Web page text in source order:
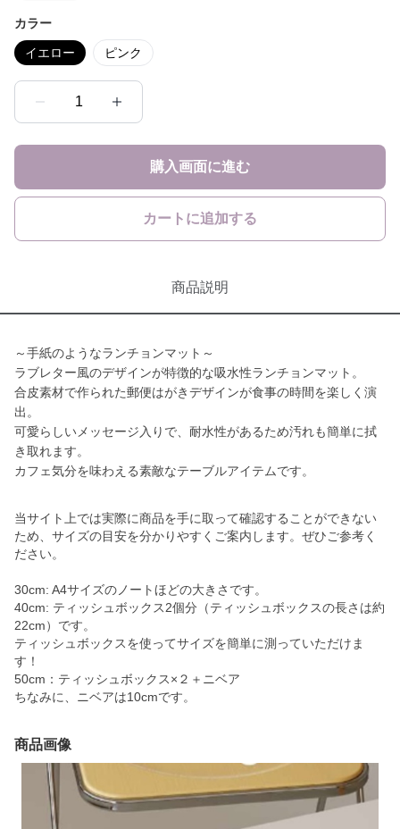
カラー
イエロー ピンク
1
購入画面に進む
カートに追加する
商品説明
～手紙のようなランチョンマット～
ラブレター風のデザインが特徴的な吸水性ランチョンマット。
合皮素材で作られた郵便はがきデザインが食事の時間を楽しく演
出。
可愛らしいメッセージ入りで、耐水性があるため汚れも簡単に拭
き取れます。
カフェ気分を味わえる素敵なテーブルアイテムです。
当サイト上では実際に商品を手に取って確認することができない
ため、サイズの目安を分かりやすくご案内します。ぜひご参考く
ださい。
30cm: A4サイズのノートほどの大きさです。
40cm: ティッシュボックス2個分（ティッシュボックスの長さは約
22cm）です。
ティッシュボックスを使ってサイズを簡単に測っていただけま
す！
50cm：ティッシュボックス×２＋ニベア
ちなみに、ニベアは10cmです。
商品画像